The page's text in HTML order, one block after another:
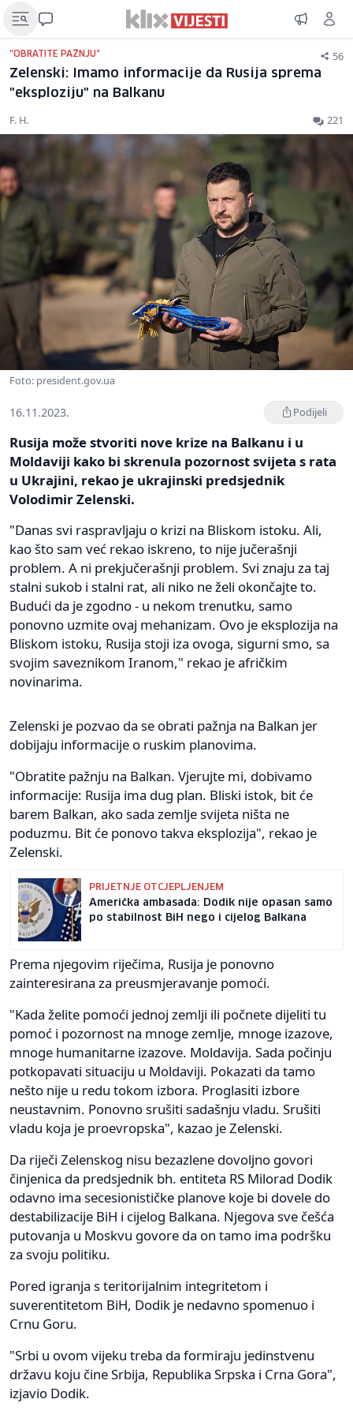
"OBRATITE PAŽNJU" 56
Zelenski: Imamo informacije da Rusija sprema
"eksploziju" na Balkanu
F. H. 221
Foto: president.gov.ua
16.11.2023. Podijeli
Rusija može stvoriti nove krize na Balkanu i u
Moldaviji kako bi skrenula pozornost svijeta s rata
u Ukrajini, rekao je ukrajinski predsjednik
Volodimir Zelenski.
"Danas svi raspravljaju o krizi na Bliskom istoku. Ali,
kao što sam već rekao iskreno, to nije jučerašnji
problem. A ni prekjučerašnji problem. Svi znaju za taj
stalni sukob i stalni rat, ali niko ne želi okončajte to.
Budući da je zgodno - u nekom trenutku, samo
ponovno uzmite ovaj mehanizam. Ovo je eksplozija na
Bliskom istoku, Rusija stoji iza ovoga, sigurni smo, sa
svojim saveznikom Iranom," rekao je afričkim
novinarima.
Zelenski je pozvao da se obrati pažnja na Balkan jer
dobijaju informacije o ruskim planovima.
"Obratite pažnju na Balkan. Vjerujte mi, dobivamo
informacije: Rusija ima dug plan. Bliski istok, bit će
barem Balkan, ako sada zemlje svijeta ništa ne
poduzmu. Bit će ponovo takva eksplozija", rekao je
Zelenski.
PRIJETNJE OTCJEPLJENJEM
Američka ambasada: Dodik nije opasan samo
po stabilnost BiH nego i cijelog Balkana
Prema njegovim riječima, Rusija je ponovno
zainteresirana za preusmjeravanje pomoći.
"Kada želite pomoći jednoj zemlji ili počnete dijeliti tu
pomoć i pozornost na mnoge zemlje, mnoge izazove,
mnoge humanitarne izazove. Moldavija. Sada počinju
potkopavati situaciju u Moldaviji. Pokazati da tamo
nešto nije u redu tokom izbora. Proglasiti izbore
neustavnim. Ponovno srušiti sadašnju vladu. Srušiti
vladu koja je proevropska", kazao je Zelenski.
Da riječi Zelenskog nisu bezazlene dovoljno govori
činjenica da predsjednik bh. entiteta RS Milorad Dodik
odavno ima secesionističke planove koje bi dovele do
destabilizacije BiH i cijelog Balkana. Njegova sve češća
putovanja u Moskvu govore da on tamo ima podršku
za svoju politiku.
Pored igranja s teritorijalnim integritetom i
suverentitetom BiH, Dodik je nedavno spomenuo i
Crnu Goru.
"Srbi u ovom vijeku treba da formiraju jedinstvenu
državu koju čine Srbija, Republika Srpska i Crna Gora",
izjavio Dodik.